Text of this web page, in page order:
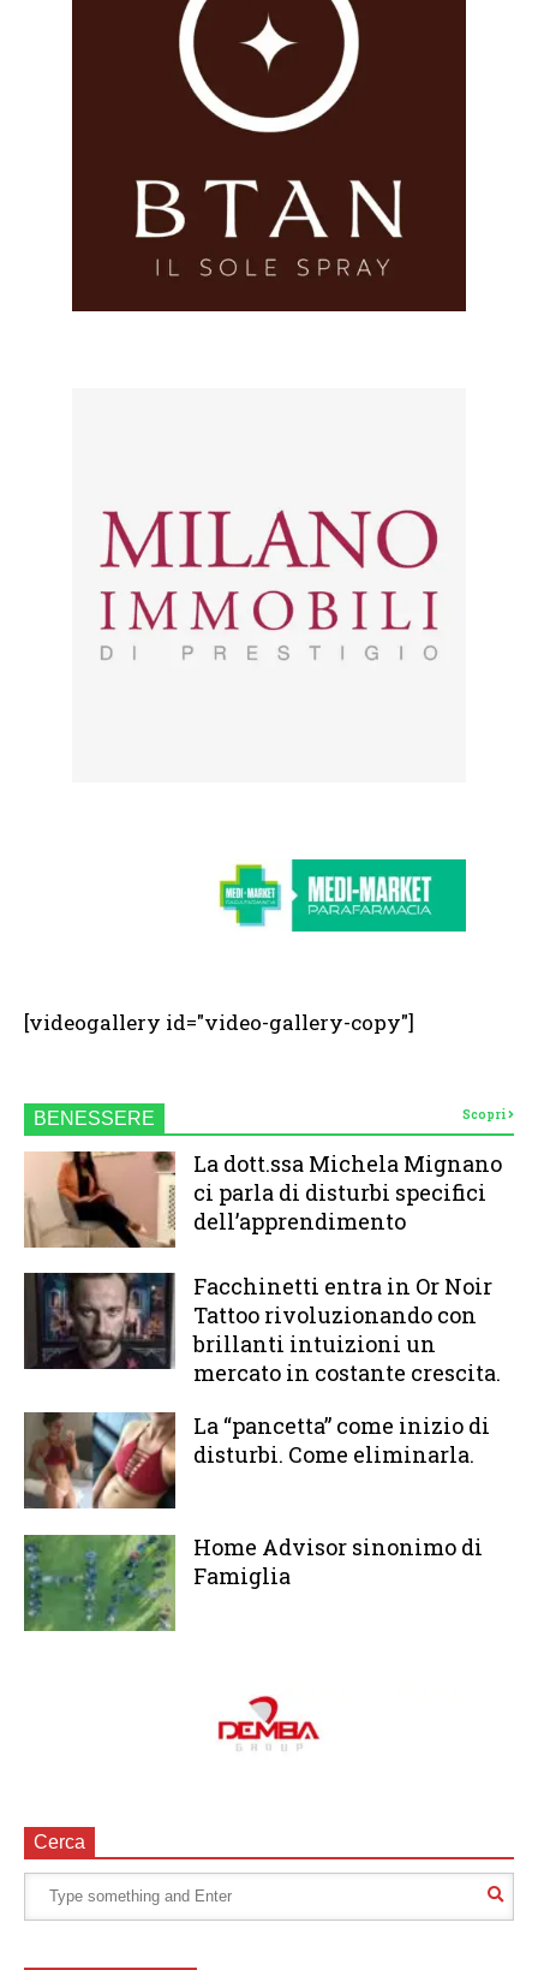
[videogallery id="video-gallery-copy"]
BENESSERE Scopri
La dott.ssa Michela Mignano
ci parla di disturbi specifici
dell’apprendimento
Facchinetti entra in Or Noir
Tattoo rivoluzionando con
brillanti intuizioni un
mercato in costante crescita.
La “pancetta” come inizio di
disturbi. Come eliminarla.
Home Advisor sinonimo di
Famiglia
Cerca